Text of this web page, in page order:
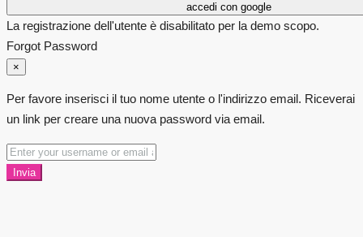
accedi con google
La registrazione dell'utente è disabilitato per la demo scopo.
Forgot Password
×
Per favore inserisci il tuo nome utente o l'indirizzo email. Riceverai
un link per creare una nuova password via email.
Invia